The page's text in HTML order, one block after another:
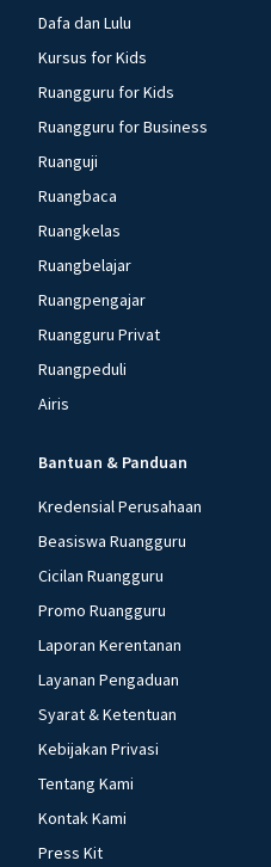
Dafa dan Lulu
Kursus for Kids
Ruangguru for Kids
Ruangguru for Business
Ruanguji
Ruangbaca
Ruangkelas
Ruangbelajar
Ruangpengajar
Ruangguru Privat
Ruangpeduli
Airis
Bantuan & Panduan
Kredensial Perusahaan
Beasiswa Ruangguru
Cicilan Ruangguru
Promo Ruangguru
Laporan Kerentanan
Layanan Pengaduan
Syarat & Ketentuan
Kebijakan Privasi
Tentang Kami
Kontak Kami
Press Kit